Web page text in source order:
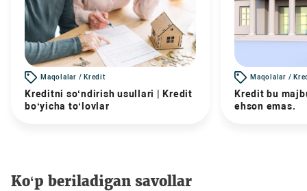
Maqolalar / Kredit
Kreditni so‘ndirish usullari | Kredit
bo‘yicha to‘lovlar
Maqolalar /
Kredit bu
ehson emas.
Ko‘p beriladigan savollar